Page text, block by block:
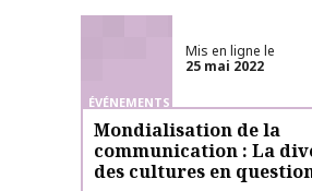
ÉVÉNEMENTS
Mis en ligne le
25 mai 2022
Mondialisation de la
communication : La
des cultures en